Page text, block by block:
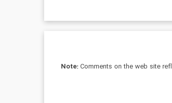
Note:Comments on the web site